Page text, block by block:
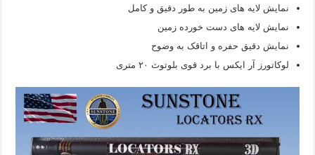
نمایش لایه های زمین به طور دقیق و کامل
نمایش لایه های دست خورده زمین
نمایش دقیق حفره و اتاقک به وضوح
لوکاتورز آر ایکس با برد قوی بلوتوث ۲۰ متری